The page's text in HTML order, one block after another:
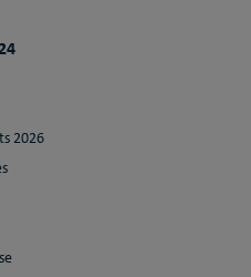
2026